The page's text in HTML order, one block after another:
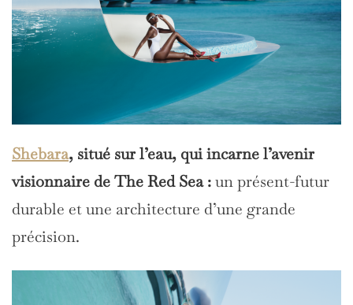
Shebara, situé sur l’eau, qui incarne l’avenir
visionnaire de The Red Sea :un présent-futur
durable et une architecture d’une grande
précision.